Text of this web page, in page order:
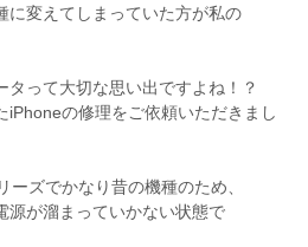
に変えてしまっていた方が私の
タって大切な思い出ですよね！？
iPhoneの修理をご依頼いただきまし
ズでかなり昔の機種のため、
源が溜まっていかない状態で